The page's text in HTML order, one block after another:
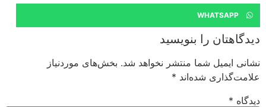
WHATSAPP
دیدگاهتان را بنویسید
نشانی ایمیل شما منتشر نخواهد شد. بخش‌های موردنیاز
علامت‌گذاری شده‌اند*
دیدگاه*